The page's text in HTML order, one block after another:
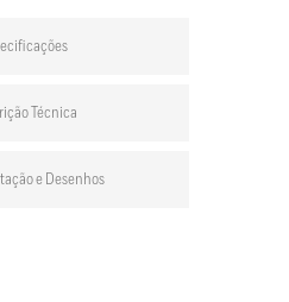
Técnica
e Desenhos